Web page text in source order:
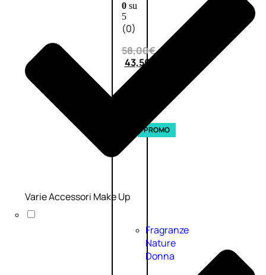
0su
5
(0)
58,00€
43,50€
PROMO
Fragranze
Nature
Donna
Varie Accessori Make Up